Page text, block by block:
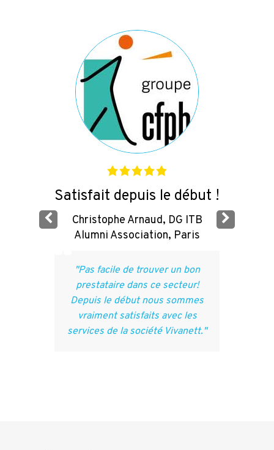
Satisfait depuis le début !
Christophe Arnaud, DG ITB
Alumni Association, Paris
"Pas facile de trouver un bon
prestataire dans ce secteur!
Depuis le début nous sommes
vraiment satisfaits avec les
services de la société Vivanett."